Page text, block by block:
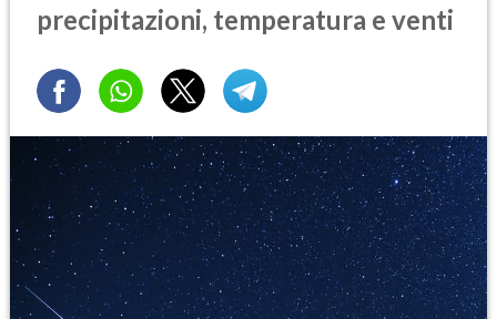
precipitazioni, temperatura e venti